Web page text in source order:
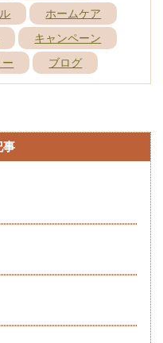
ホームケア
キャンペーン
ブログ
事